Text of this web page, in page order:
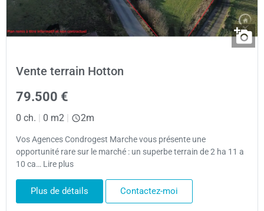
Vente terrain Hotton
79.500 €
0 ch. | 0 m2 | 2m
Vos Agences Condrogest Marche vous présente une
opportunité rare sur le marché : un superbe terrain de 2 ha 11 a
10 ca… Lire plus
Plus de détails Contactez-moi